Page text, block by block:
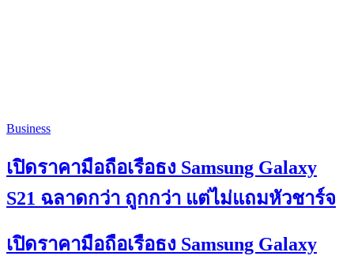
Business
เปิดราคามือถือเรือธง Samsung Galaxy
S21 ฉลาดกว่า ถูกกว่า แต่ไม่แถมหัวชาร์จ
เปิดราคามือถือเรือธง Samsung Galaxy